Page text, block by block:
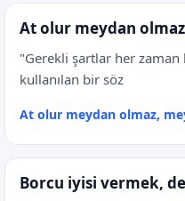
At olur meydan
"Gerekli şartlar her
kullanılan bir söz
At olur meydan olmaz,
Borcu iyisi vermek,